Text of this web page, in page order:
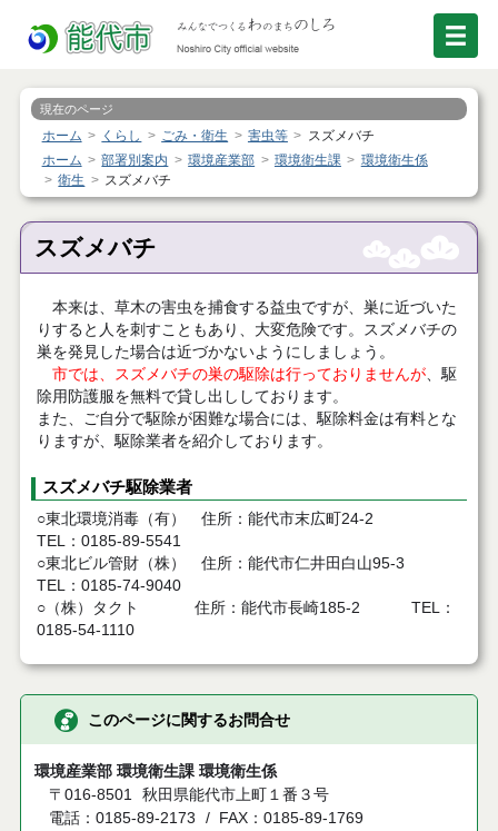
現在のページ
ホーム くらし ごみ・衛生 害虫等
スズメバチ
ホーム
部署別案内 環境産業部 環境衛生課
環境衛生係
衛生
スズメバチ
スズメバチ
本来は、草木の害虫を捕食する益虫ですが、巣に近づいた
りすると人を刺すこともあり、大変危険です。スズメバチの
巣を発見した場合は近づかないようにしましょう。
市では、スズメバチの巣の駆除は行っておりませんが、駆
除用防護服を無料で貸し出ししております。
また、ご自分で駆除が困難な場合には、駆除料金は有料とな
りますが、駆除業者を紹介しております。
スズメバチ駆除業者
○東北環境消毒（有） 住所：能代市末広町24-2
TEL：0185-89-5541
○東北ビル管財（株） 住所：能代市仁井田白山95-3
TEL：0185-74-9040
○（株）タクト 住所：能代市長崎185-2 TEL：
0185-54-1110
このページに関するお問合せ
環境産業部 環境衛生課 環境衛生係
〒016-8501 秋田県能代市上町１番３号
電話：0185-89-2173
FAX：0185-89-1769